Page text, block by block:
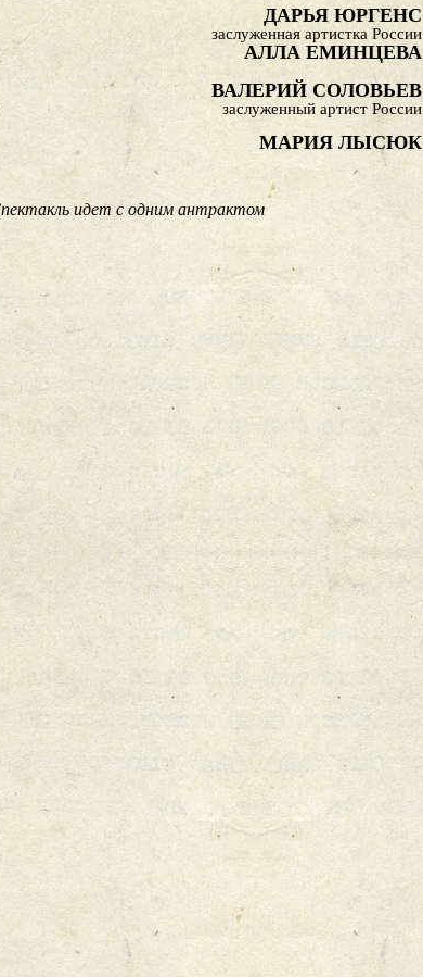
ДАРЬЯ ЮРГЕНС
заслуженная артистка России
АЛЛА ЕМИНЦЕВА
ВАЛЕРИЙ СОЛОВЬЕВ
заслуженный артист России
МАРИЯ ЛЫСЮК
идет с одним антрактом